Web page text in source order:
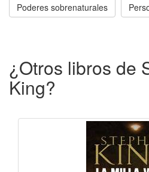
Poderes sobrenaturales
¿Otros libros de
King?